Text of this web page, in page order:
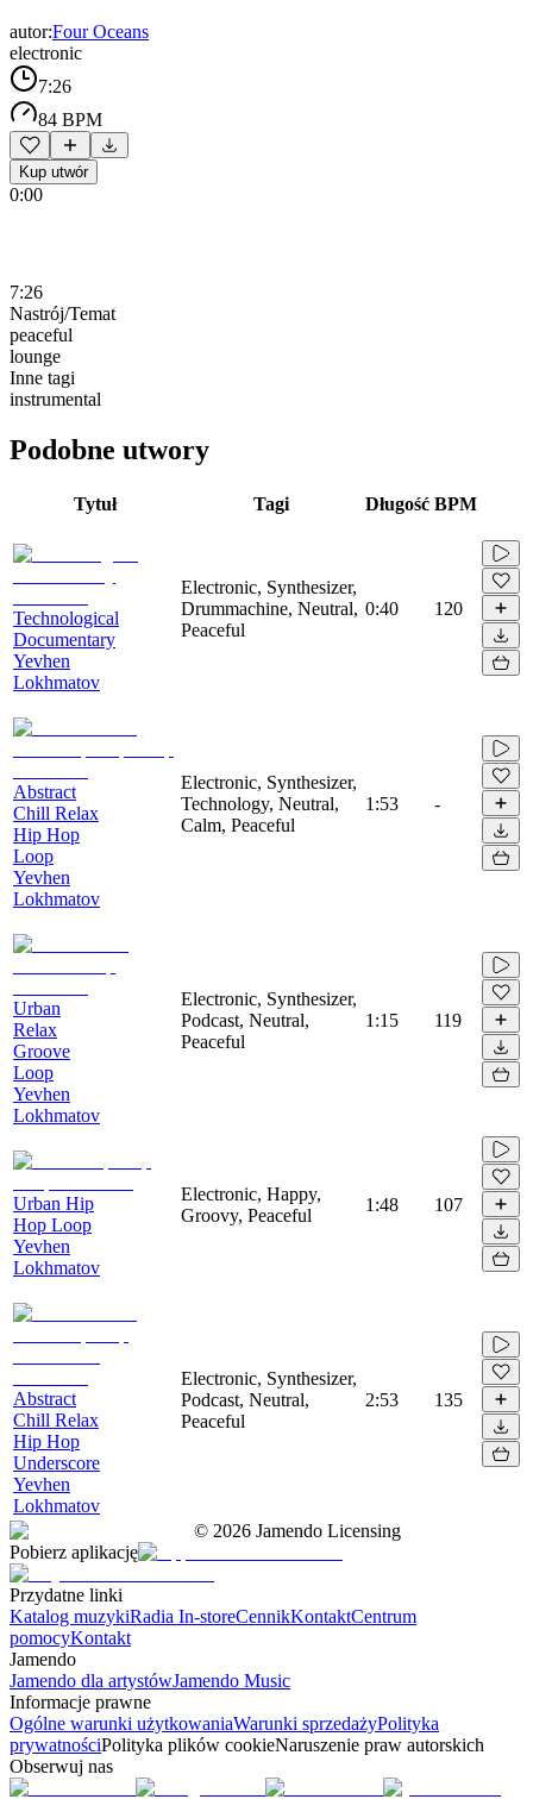
autor:Four Oceans
electronic
7:26
84 BPM
Kup utwór
0:00
7:26
Nastrój/Temat
peaceful
lounge
Inne tagi
instrumental
Podobne utwory
Tytuł Tagi Długość BPM
Technological
Documentary
Yevhen
Lokhmatov
Electronic, Synthesizer,
Drummachine, Neutral,
Peaceful
0:40 120
Abstract
Chill Relax
Hip Hop
Loop
Yevhen
Lokhmatov
Electronic, Synthesizer,
Technology, Neutral,
Calm, Peaceful
1:53 -
Urban
Relax
Groove
Loop
Yevhen
Lokhmatov
Electronic, Synthesizer,
Podcast, Neutral,
Peaceful
1:15 119
Urban Hip
Hop Loop
Yevhen
Lokhmatov
Electronic, Happy,
Groovy, Peaceful
1:48 107
Abstract
Chill Relax
Hip Hop
Underscore
Yevhen
Lokhmatov
Electronic, Synthesizer,
Podcast, Neutral,
Peaceful
2:53 135
© 2026 Jamendo Licensing
Pobierz aplikację
Przydatne linki
Katalog muzykiRadia In-storeCennikKontaktCentrum
pomocyKontakt
Jamendo
Jamendo dla artystówJamendo Music
Informacje prawne
Ogólne warunki użytkowaniaWarunki sprzedażyPolityka
prywatnościPolityka plików cookieNaruszenie praw autorskich
Obserwuj nas